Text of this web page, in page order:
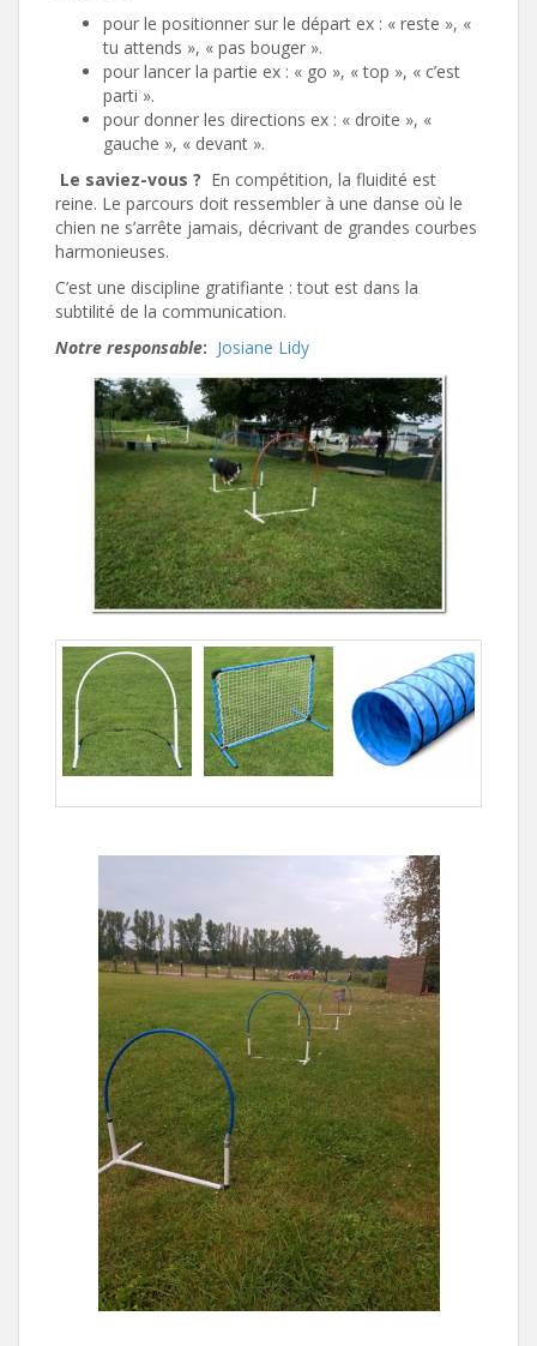
pour le positionner sur le départ ex : « reste », «
tu attends », « pas bouger ».
pour lancer la partie ex : « go », « top », « c’est
parti ».
pour donner les directions ex : « droite », «
gauche », « devant ».
Le saviez-vous ? En compétition, la fluidité est
reine. Le parcours doit ressembler à une danse où le
chien ne s’arrête jamais, décrivant de grandes courbes
harmonieuses.
C’est une discipline gratifiante : tout est dans la
subtilité de la communication.
Notre responsable: Josiane Lidy